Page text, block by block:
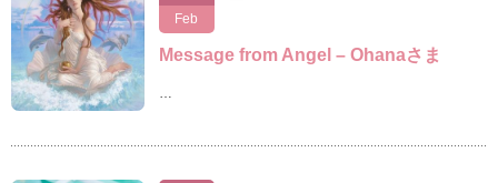
Feb
Message from Angel – Ohanaさま